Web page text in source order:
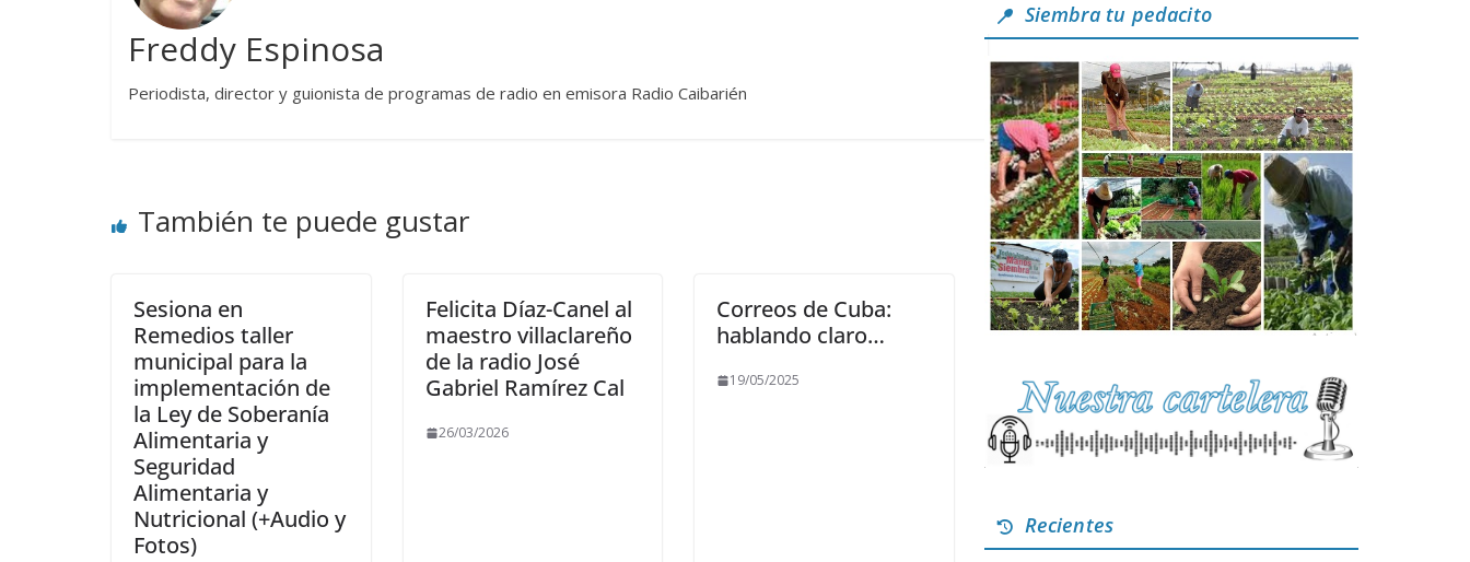
Freddy Espinosa
Periodista, director y guionista de programas de radio en emisora Radio Caibarién
También te puede gustar
Sesiona en
Remedios taller
municipal para la
implementación de
la Ley de Soberanía
Alimentaria y
Seguridad
Alimentaria y
Nutricional (+Audio y
Fotos)
Felicita Díaz-Canel al
maestro villaclareño
de la radio José
Gabriel Ramírez Cal
26/03/2026
Correos de Cuba:
hablando claro…
19/05/2025
Siembra tu pedacito
Recientes